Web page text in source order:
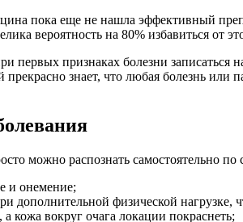
пока еще не нашла эффективный
вероятность на 80% избавиться
первых признаках болезни записаться
знает, что любая болезнь или
можно распознать самостоятельно
и онемение;
дополнительной физической
кожа вокруг очага локации покраснеть;